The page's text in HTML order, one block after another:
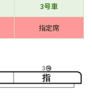
3号車
指定席